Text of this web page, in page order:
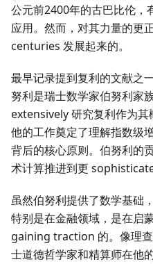
公元前2400年的古巴比伦，
应用。然而，对其力量的更
centuries 发展起来的。
最早记录提到复利的文献之
努利是瑞士数学家伯努利家
extensively 研究复利作为其
他的工作奠定了理解指数级
背后的核心原则。伯努利的
术计算推进到更
虽然伯努利提供了数学基础
特别是在金融领域，是在启
gaining traction 的。像理
士道德哲学家和精算师在他